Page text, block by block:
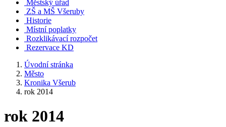
Městský úřad
ZŠ a MŠ Všeruby
Historie
Místní poplatky
Rozklikávací rozpočet
Rezervace KD
Úvodní stránka
Město
Kronika Všerub
rok 2014
rok 2014